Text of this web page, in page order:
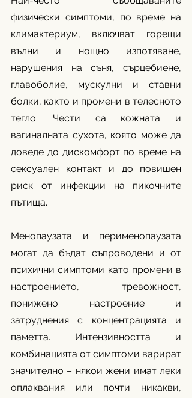
физически симптоми, по време на
климактериум, включват горещи
вълни и нощно изпотяване,
нарушения на съня, сърцебиене,
главоболие, мускулни и ставни
болки, както и промени в телесното
тегло. Чести са кожната и
вагиналната сухота, която може да
доведе до дискомфорт по време на
сексуален контакт и до повишен
риск от инфекции на пикочните
пътища.
Менопаузата и перименопаузата
могат да бъдат съпроводени и от
психични симптоми като промени в
настроението, тревожност,
понижено настроение и
затруднения с концентрацията и
паметта. Интензивността и
комбинацията от симптоми варират
значително – някои жени имат леки
оплаквания или почти никакви,